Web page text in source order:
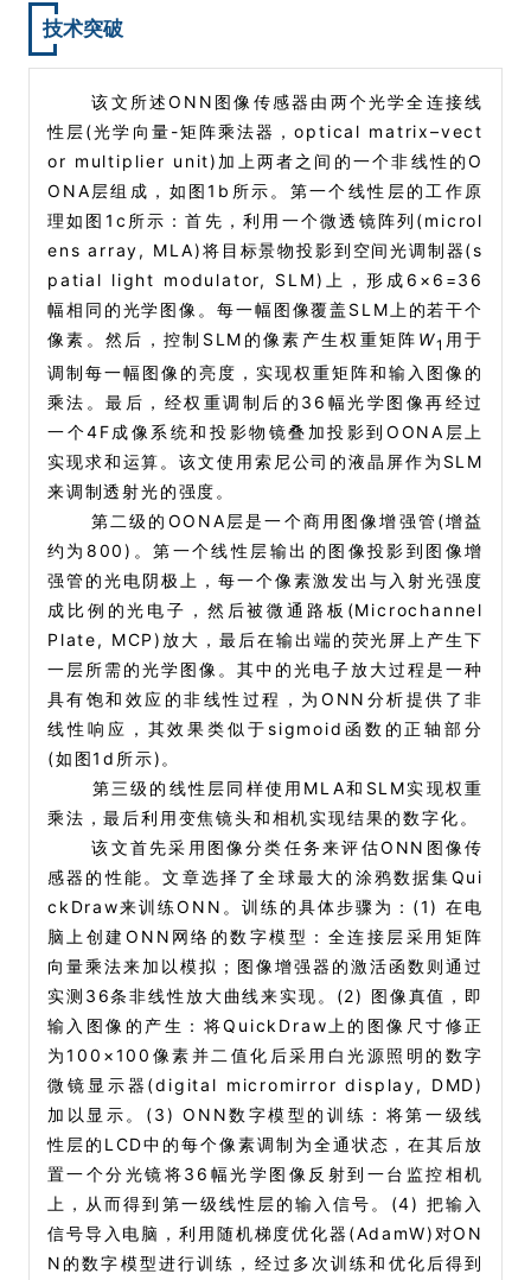
技术突破
该文所述ONN图像传感器由两个光学全连接线
性层(光学向量-矩阵乘法器，optical matrix–vect
or multiplier unit)加上两者之间的一个非线性的O
ONA层组成，如图1b所示。第一个线性层的工作原
理如图1c所示：首先，利用一个微透镜阵列(microl
ens array, MLA)将目标景物投影到空间光调制器(s
patial light modulator, SLM)上，形成6×6=36
幅相同的光学图像。每一幅图像覆盖SLM上的若干个
像素。然后，控制SLM的像素产生权重矩阵 W1 用于
调制每一幅图像的亮度，实现权重矩阵和输入图像的
乘法。最后，经权重调制后的36幅光学图像再经过
一个4F成像系统和投影物镜叠加投影到OONA层上
实现求和运算。该文使用索尼公司的液晶屏作为SLM
来调制透射光的强度。
第二级的OONA层是一个商用图像增强管(增益
约为800)。第一个线性层输出的图像投影到图像增
强管的光电阴极上，每一个像素激发出与入射光强度
成比例的光电子，然后被微通路板(Microchannel
Plate, MCP)放大，最后在输出端的荧光屏上产生下
一层所需的光学图像。其中的光电子放大过程是一种
具有饱和效应的非线性过程，为ONN分析提供了非
线性响应，其效果类似于sigmoid函数的正轴部分
(如图1d所示)。
第三级的线性层同样使用MLA和SLM实现权重
乘法，最后利用变焦镜头和相机实现结果的数字化。
该文首先采用图像分类任务来评估ONN图像传
感器的性能。文章选择了全球最大的涂鸦数据集Qui
ckDraw来训练ONN。训练的具体步骤为：(1) 在电
脑上创建ONN网络的数字模型：全连接层采用矩阵
向量乘法来加以模拟；图像增强器的激活函数则通过
实测36条非线性放大曲线来实现。(2) 图像真值，即
输入图像的产生：将QuickDraw上的图像尺寸修正
为100×100像素并二值化后采用白光源照明的数字
微镜显示器(digital micromirror display, DMD)
加以显示。(3) ONN数字模型的训练：将第一级线
性层的LCD中的每个像素调制为全通状态，在其后放
置一个分光镜将36幅光学图像反射到一台监控相机
上，从而得到第一级线性层的输入信号。(4) 把输入
信号导入电脑，利用随机梯度优化器(AdamW)对ON
N的数字模型进行训练，经过多次训练和优化后得到